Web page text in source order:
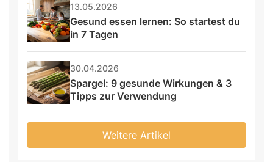
13.05.2026
Gesund essen lernen: So startest du
in 7 Tagen
30.04.2026
Spargel: 9 gesunde Wirkungen & 3
Tipps zur Verwendung
Weitere Artikel